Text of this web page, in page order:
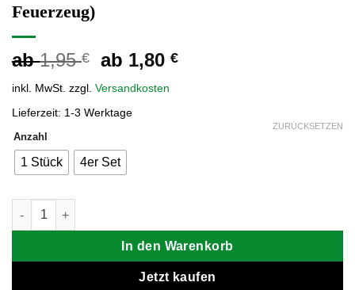
Feuerzeug)
ab1,95€ ab 1,80€
inkl. MwSt. zzgl. Versandkosten
Lieferzeit: 1-3 Werktage
Anzahl
1 Stück 4er Set
ZURÜCKSETZEN
Clipper Metallic Gradient #3 (Mirco Feuerzeug) Menge
In den Warenkorb
Jetzt kaufen